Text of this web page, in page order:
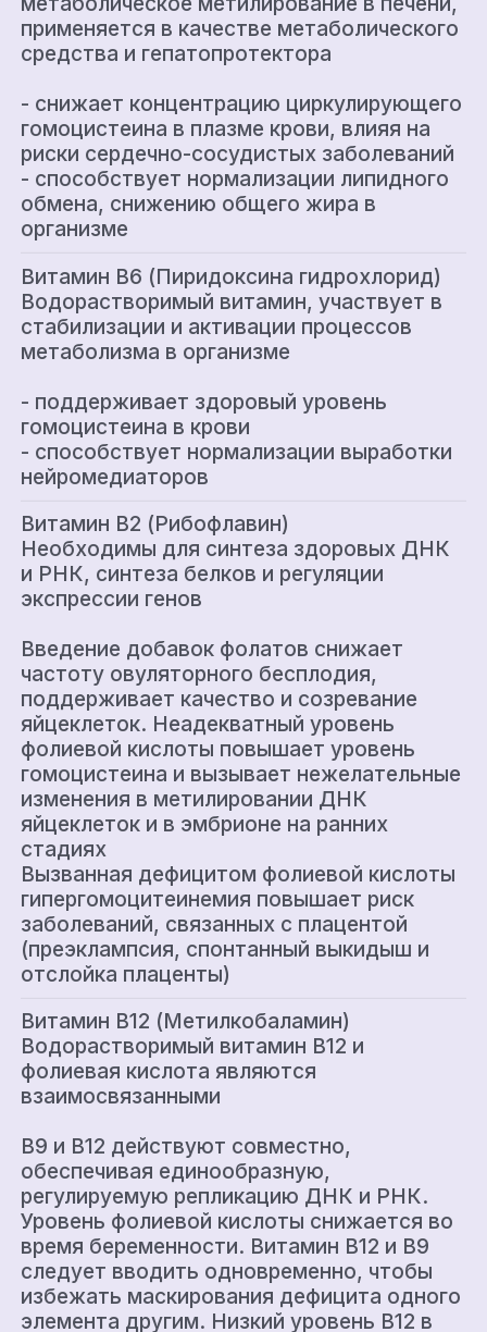
применяется в качестве метаболического
средства и гепатопротектора
- снижает концентрацию циркулирующего
гомоцистеина в плазме крови, влияя на
риски сердечно-сосудистых заболеваний
- способствует нормализации липидного
обмена, снижению общего жира в
организме
Витамин В6 (Пиридоксина гидрохлорид)
Водорастворимый витамин, участвует в
стабилизации и активации процессов
метаболизма в организме
- поддерживает здоровый уровень
гомоцистеина в крови
- способствует нормализации выработки
нейромедиаторов
Витамин В2 (Рибофлавин)
Необходимы для синтеза здоровых ДНК
и РНК, синтеза белков и регуляции
экспрессии генов
Введение добавок фолатов снижает
частоту овуляторного бесплодия,
поддерживает качество и созревание
яйцеклеток. Неадекватный уровень
фолиевой кислоты повышает уровень
гомоцистеина и вызывает нежелательные
изменения в метилировании ДНК
яйцеклеток и в эмбрионе на ранних
стадиях
Вызванная дефицитом фолиевой кислоты
гипергомоцитеинемия повышает риск
заболеваний, связанных с плацентой
(преэклампсия, спонтанный выкидыш и
отслойка плаценты)
Витамин В12 (Метилкобаламин)
Водорастворимый витамин В12 и
фолиевая кислота являются
взаимосвязанными
В9 и В12 действуют совместно,
обеспечивая единообразную,
регулируемую репликацию ДНК и РНК.
Уровень фолиевой кислоты снижается во
время беременности. Витамин В12 и B9
следует вводить одновременно, чтобы
избежать маскирования дефицита одного
элемента другим. Низкий уровень В12 в